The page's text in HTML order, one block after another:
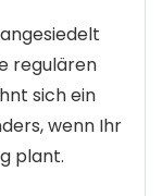
regulären
sich ein
wenn Ihr
plant.